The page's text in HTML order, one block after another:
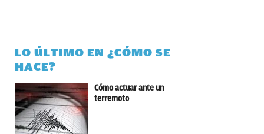
LO ÚLTIMO EN ¿CÓMO SE
HACE?
Cómo actuar ante un
terremoto